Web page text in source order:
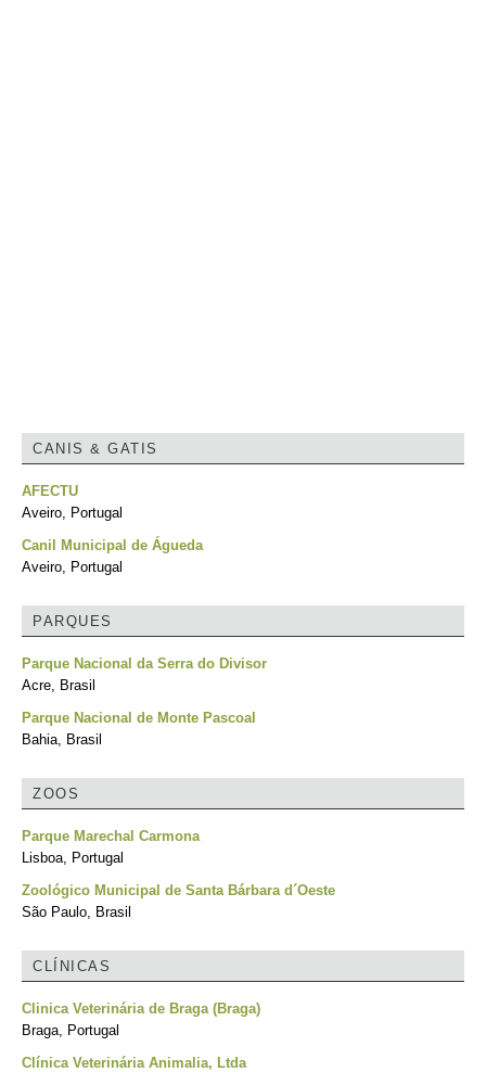
CANIS & GATIS
AFECTU
Aveiro, Portugal
Canil Municipal de Águeda
Aveiro, Portugal
PARQUES
Parque Nacional da Serra do Divisor
Acre, Brasil
Parque Nacional de Monte Pascoal
Bahia, Brasil
ZOOS
Parque Marechal Carmona
Lisboa, Portugal
Zoológico Municipal de Santa Bárbara d´Oeste
São Paulo, Brasil
CLÍNICAS
Clinica Veterinária de Braga (Braga)
Braga, Portugal
Clínica Veterinária Animalia, Ltda